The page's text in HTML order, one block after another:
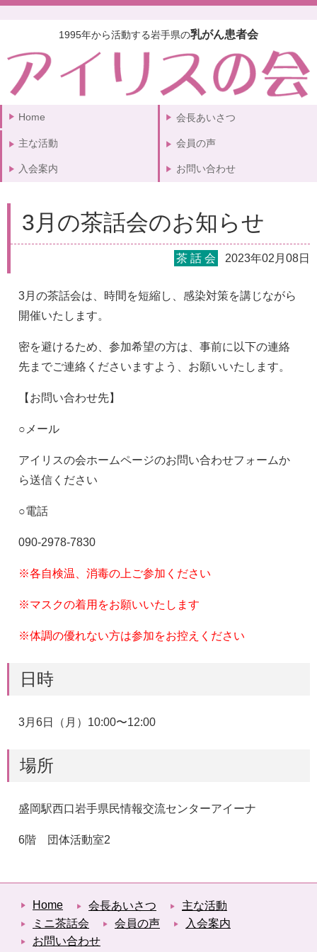
1995年から活動する岩手県の乳がん患者会
Home 会長あいさつ
主な活動 会員の声
入会案内 お問い合わせ
3月の茶話会のお知らせ
茶 話 会 2023年02月08日
3月の茶話会は、時間を短縮し、感染対策を講じながら
開催いたします。
密を避けるため、参加希望の方は、事前に以下の連絡
先までご連絡くださいますよう、お願いいたします。
【お問い合わせ先】
○メール
アイリスの会ホームページのお問い合わせフォームか
ら送信ください
○電話
090-2978-7830
※各自検温、消毒の上ご参加ください
※マスクの着用をお願いいたします
※体調の優れない方は参加をお控えください
日時
3月6日（月）10:00〜12:00
場所
盛岡駅西口岩手県民情報交流センターアイーナ
6階 団体活動室2
Home 会長あいさつ
主な活動
ミニ茶話会
会員の声
入会案内
お問い合わせ